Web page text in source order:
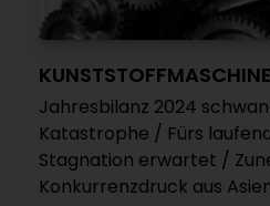
Jahresbilanz 2024
Katastrophe / Fürs
Stagnation erwartet /
Konkurrenzdruck aus